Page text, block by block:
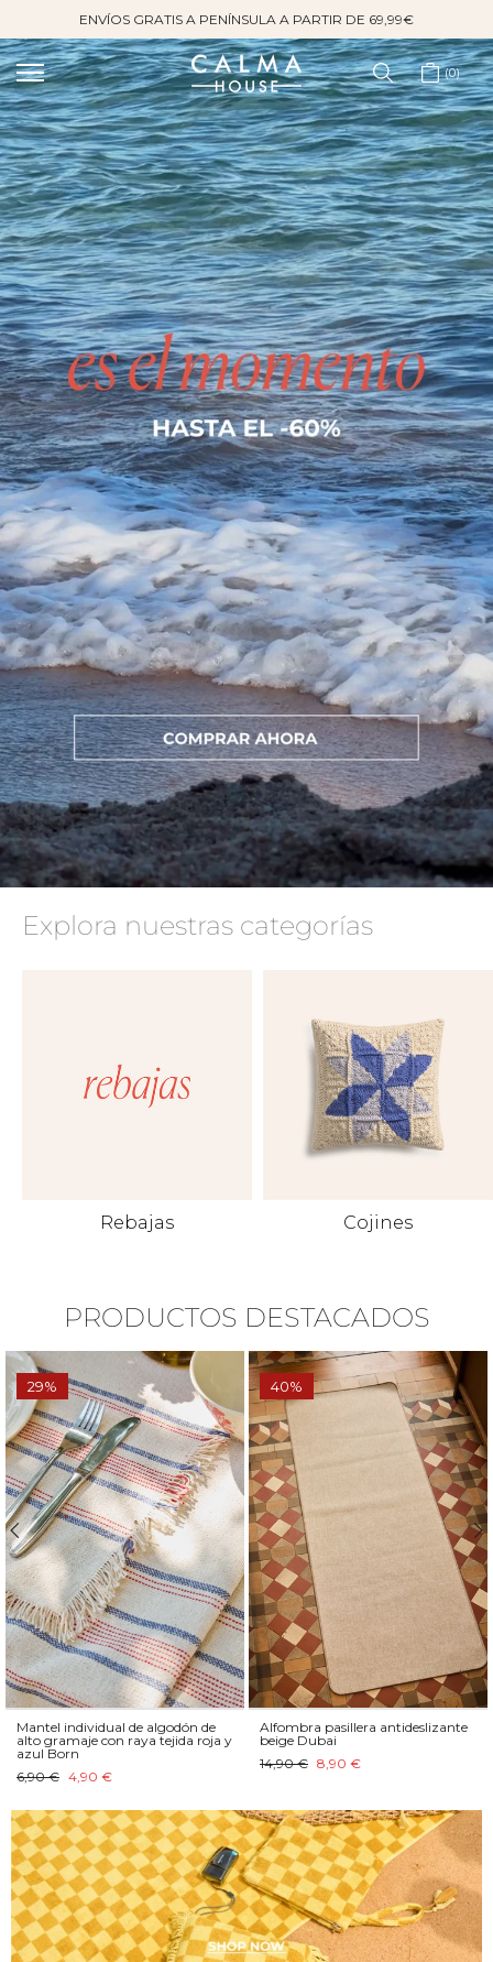
al
contenido
ENVÍOS GRATIS A PENÍNSULA A PARTIR DE 69,99€
0
Explora nuestras categorías
Rebajas Cojines
PRODUCTOS DESTACADOS
29%
Mantel individual de algodón de
alto gramaje con raya tejida roja y
azul Born
6,90 € 4,90 €
40%
Alfombra pasillera antideslizante
beige Dubai
14,90 € 8,90 €